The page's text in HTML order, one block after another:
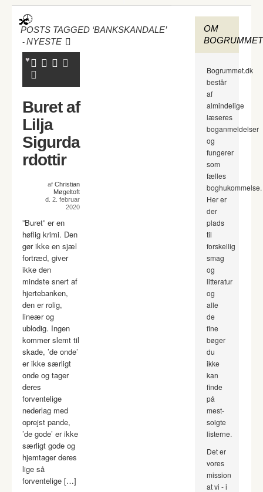
POSTS TAGGED ‘BANKSKANDALE’
-NYESTE
Buret af
Lilja
Sigurda
rdottir
af Christian
Møgeltoft
d. 2. februar
2020
”Buret” er en
høflig krimi. Den
gør ikke en sjæl
fortræd, giver
ikke den
mindste snert af
hjertebanken,
den er rolig,
lineær og
ublodig. Ingen
kommer slemt til
skade, ’de onde’
er ikke særligt
onde og tager
deres
forventelige
nederlag med
oprejst pande,
’de gode’ er ikke
særligt gode og
hjemtager deres
lige så
forventelige […]
OM
BOGRUMMET
Bogrummet.dk
består
af
almindelige
læseres
boganmeldelser
og
fungerer
som
fælles
boghukommelse.
Her er
der
plads
til
forskellig
smag
og
litteratur
og
alle
de
fine
bøger
du
ikke
kan
finde
på
mest-
solgte
listerne.
Det er
vores
mission
at vi - i